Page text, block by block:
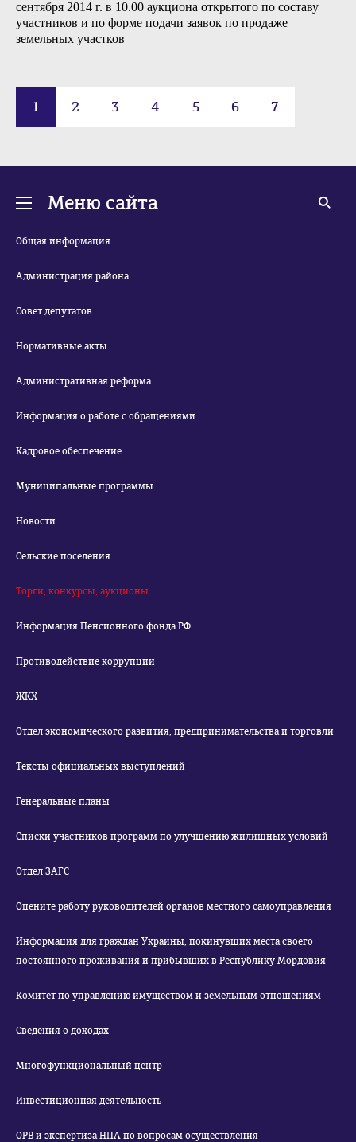
сентября 2014 г. в 10.00 аукциона открытого по составу
участников и по форме подачи заявок по продаже
земельных участков
1 2 3 4 5 6 7
Меню сайта
Общая информация
Администрация района
Совет депутатов
Нормативные акты
Административная реформа
Информация о работе с обращениями
Кадровое обеспечение
Муниципальные программы
Новости
Сельские поселения
Торги, конкурсы, аукционы
Информация Пенсионного фонда РФ
Противодействие коррупции
ЖКХ
Отдел экономического развития, предпринимательства и торговли
Тексты официальных выступлений
Генеральные планы
Списки участников программ по улучшению жилищных условий
Отдел ЗАГС
Оцените работу руководителей органов местного самоуправления
Информация для граждан Украины, покинувших места своего
постоянного проживания и прибывших в Республику Мордовия
Комитет по управлению имуществом и земельным отношениям
Сведения о доходах
Многофункциональный центр
Инвестиционная деятельность
ОРВ и экспертиза НПА по вопросам осуществления